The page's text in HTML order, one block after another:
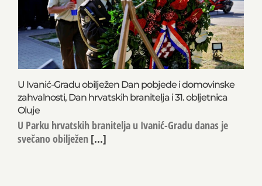
U Ivanić-Gradu obilježen Dan pobjede i domovinske
zahvalnosti, Dan hrvatskih branitelja i 31. obljetnica
Oluje
U Parku hrvatskih branitelja u Ivanić-Gradu danas je
svečano obilježen [...]